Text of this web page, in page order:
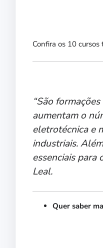
Confira os 10
“São
aumentam o
eletrotécnica e
industriais.
essenciais
Leal.
Quer saber